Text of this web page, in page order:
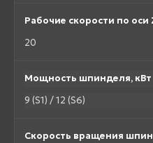
Рабочие скорости по оси
20
Мощность шпинделя, кВт
9 (S1) / 12 (S6)
Скорость вращения